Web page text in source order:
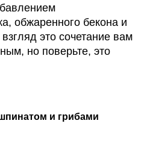
обжаренного бекона и
это сочетание вам
но поверьте, это
и грибами